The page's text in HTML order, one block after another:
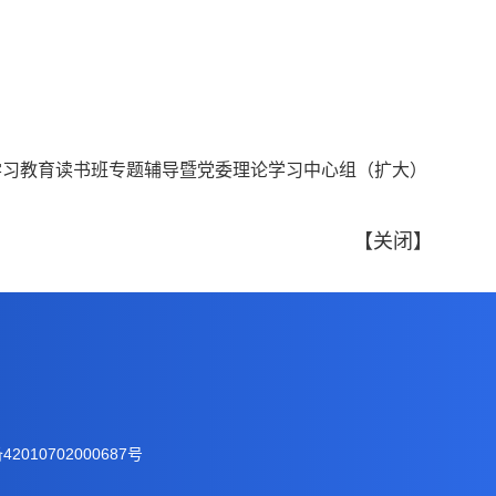
教育读书班专题辅导暨党委理论学习中心组（扩大）
【关闭 】
号